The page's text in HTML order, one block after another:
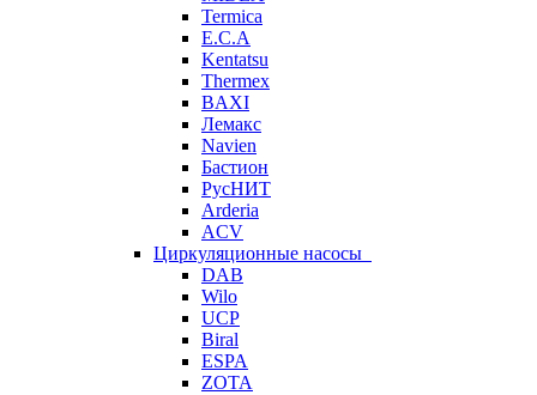
Termica
E.C.A
Kentatsu
Thermex
BAXI
Лемакс
Navien
Бастион
РусНИТ
Arderia
ACV
Циркуляционные насосы
DAB
Wilo
UCP
Biral
ESPA
ZOTA